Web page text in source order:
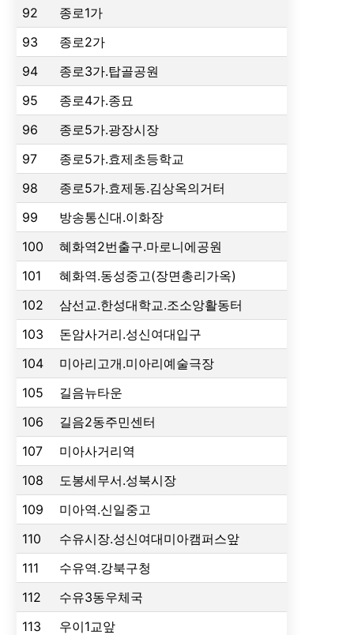
92
종로1가
93
종로2가
94
종로3가.탑골공원
95
종로4가.종묘
96
종로5가.광장시장
97
종로5가.효제초등학교
98
종로5가.효제동.김상옥의거터
99
방송통신대.이화장
100
혜화역2번출구.마로니에공원
101
혜화역.동성중고(장면총리가옥)
102
삼선교.한성대학교.조소앙활동터
103
돈암사거리.성신여대입구
104
미아리고개.미아리예술극장
105
길음뉴타운
106
길음2동주민센터
107
미아사거리역
108
도봉세무서.성북시장
109
미아역.신일중고
110
수유시장.성신여대미아캠퍼스앞
111
수유역.강북구청
112
수유3동우체국
113
우이1교앞